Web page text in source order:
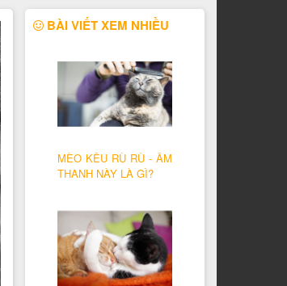
BÀI VIẾT XEM NHIỀU
MÈO KÊU RÙ RÙ - ÂM
THANH NÀY LÀ GÌ?